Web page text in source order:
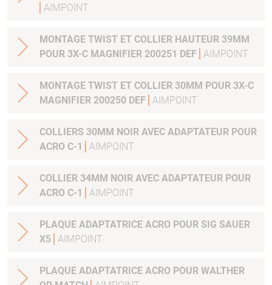
AIMPOINT
MONTAGE TWIST ET COLLIER HAUTEUR 39MM
POUR 3X-C MAGNIFIER 200251 DEF AIMPOINT
MONTAGE TWIST ET COLLIER 30MM POUR 3X-C
MAGNIFIER 200250 DEF AIMPOINT
COLLIERS 30MM NOIR AVEC ADAPTATEUR POUR
ACRO C-1
AIMPOINT
COLLIER 34MM NOIR AVEC ADAPTATEUR POUR
ACRO C-1
AIMPOINT
PLAQUE ADAPTATRICE ACRO POUR SIG SAUER
X5 AIMPOINT
PLAQUE ADAPTATRICE ACRO POUR WALTHER